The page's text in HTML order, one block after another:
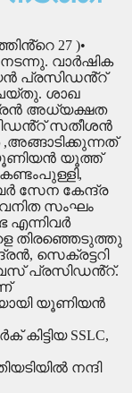
27 )•
നടന്നു. വാർഷിക
പ്രസിഡൻ്റ്
ശാഖ
അധ്യക്ഷത
സതീശൻ
,അങ്ങാടിക്കുന്നത്
യൂത്ത്
സേന കേന്ദ്ര
സംഘം
എന്നിവർ
തിരഞ്ഞെടുത്തു
സെക്രട്ടറി
പ്രസിഡൻ്റ്.
യൂണിയൻ
SSLC,
നന്ദി